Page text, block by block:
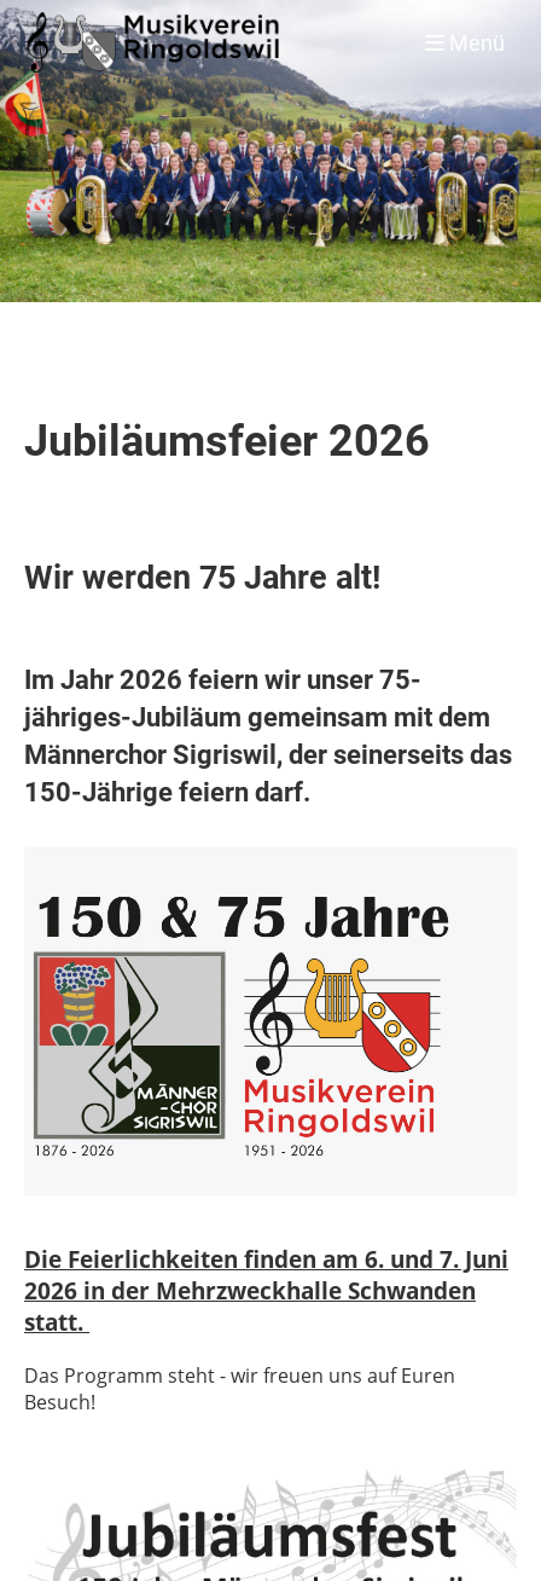
Menü
Jubiläumsfeier 2026
Wir werden 75 Jahre alt!
Im Jahr 2026 feiern wir unser 75-
jähriges-Jubiläum gemeinsam mit dem
Männerchor Sigriswil, der seinerseits das
150-Jährige feiern darf.
Die Feierlichkeiten finden am 6. und 7. Juni
2026 in der Mehrzweckhalle Schwanden
statt.
Das Programm steht - wir freuen uns auf Euren
Besuch!